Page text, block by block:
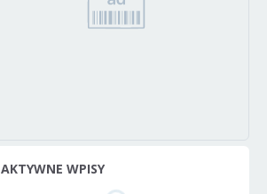
AKTYWNE WPISY